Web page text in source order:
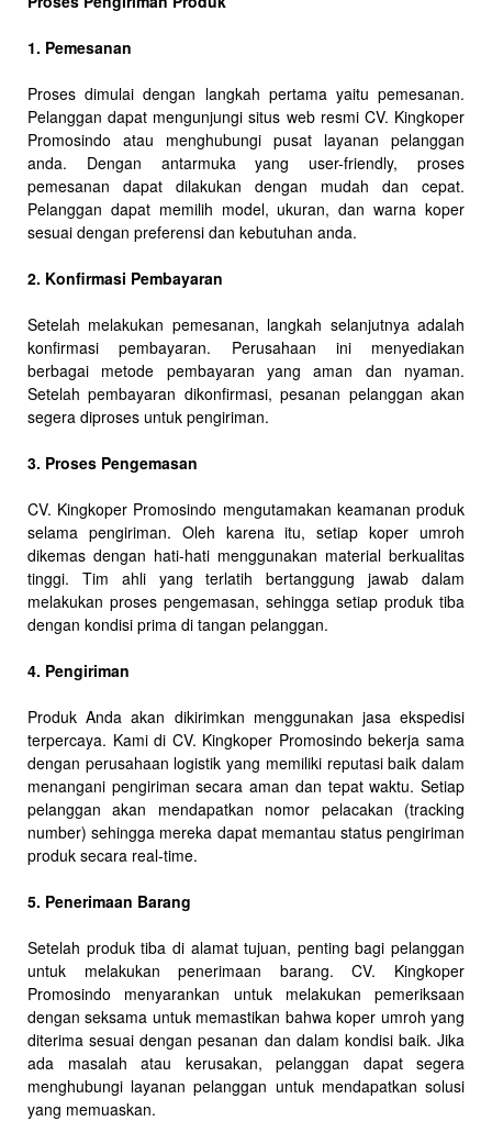
1. Pemesanan
Proses dimulai dengan langkah pertama yaitu pemesanan.
Pelanggan dapat mengunjungi situs web resmi CV. Kingkoper
Promosindo atau menghubungi pusat layanan pelanggan
anda. Dengan antarmuka yang user-friendly, proses
pemesanan dapat dilakukan dengan mudah dan cepat.
Pelanggan dapat memilih model, ukuran, dan warna koper
sesuai dengan preferensi dan kebutuhan anda.
2. Konfirmasi Pembayaran
Setelah melakukan pemesanan, langkah selanjutnya adalah
konfirmasi pembayaran. Perusahaan ini menyediakan
berbagai metode pembayaran yang aman dan nyaman.
Setelah pembayaran dikonfirmasi, pesanan pelanggan akan
segera diproses untuk pengiriman.
3. Proses Pengemasan
CV. Kingkoper Promosindo mengutamakan keamanan produk
selama pengiriman. Oleh karena itu, setiap koper umroh
dikemas dengan hati-hati menggunakan material berkualitas
tinggi. Tim ahli yang terlatih bertanggung jawab dalam
melakukan proses pengemasan, sehingga setiap produk tiba
dengan kondisi prima di tangan pelanggan.
4. Pengiriman
Produk Anda akan dikirimkan menggunakan jasa ekspedisi
terpercaya. Kami di CV. Kingkoper Promosindo bekerja sama
dengan perusahaan logistik yang memiliki reputasi baik dalam
menangani pengiriman secara aman dan tepat waktu. Setiap
pelanggan akan mendapatkan nomor pelacakan (tracking
number) sehingga mereka dapat memantau status pengiriman
produk secara real-time.
5. Penerimaan Barang
Setelah produk tiba di alamat tujuan, penting bagi pelanggan
untuk melakukan penerimaan barang. CV. Kingkoper
Promosindo menyarankan untuk melakukan pemeriksaan
dengan seksama untuk memastikan bahwa koper umroh yang
diterima sesuai dengan pesanan dan dalam kondisi baik. Jika
ada masalah atau kerusakan, pelanggan dapat segera
menghubungi layanan pelanggan untuk mendapatkan solusi
yang memuaskan.